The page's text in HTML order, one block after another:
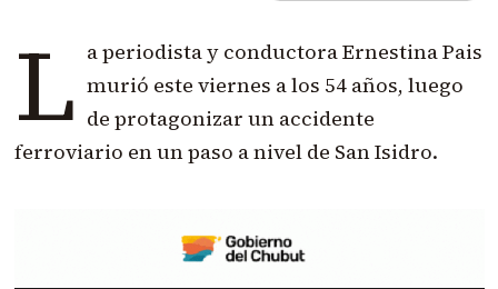
L a periodista y conductora Ernestina Pais
murió este viernes a los 54 años, luego
de protagonizar un accidente
ferroviario en un paso a nivel de San Isidro.